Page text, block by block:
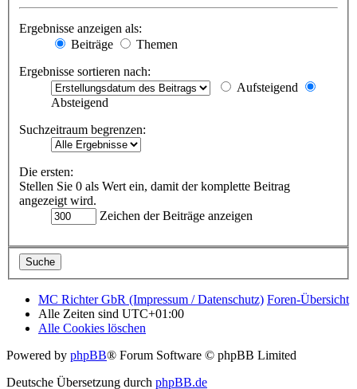
Ergebnisse anzeigen als:
Beiträge
Themen
Ergebnisse sortieren nach:
Aufsteigend
Absteigend
Suchzeitraum begrenzen:
Die ersten:
Stellen Sie 0 als Wert ein, damit der komplette Beitrag
angezeigt wird.
Zeichen der Beiträge anzeigen
MC Richter GbR (Impressum / Datenschutz) Foren-Übersicht
Alle Zeiten sind UTC+01:00
Alle Cookies löschen
Powered by phpBB® Forum Software © phpBB Limited
Deutsche Übersetzung durch phpBB.de